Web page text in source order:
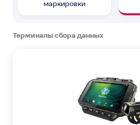
маркировки
Терминалы сбора данных